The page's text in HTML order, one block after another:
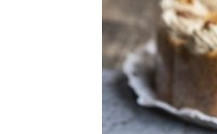
variációja
A
változatok
termékoldalon
választhatók